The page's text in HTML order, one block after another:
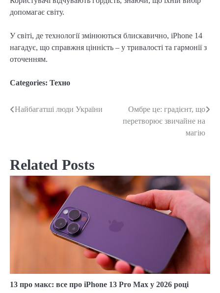
допомагає світу.
У світі, де технології змінюються блискавично, iPhone 14
нагадує, що справжня цінність – у тривалості та гармонії з
оточенням.
Categories: Техно
Post
Найбагатші люди України
Омбре це: градієнт, що
перетворює звичайне на
магію
Related Posts
13 про макс: все про iPhone 13 Pro Max у 2026 році